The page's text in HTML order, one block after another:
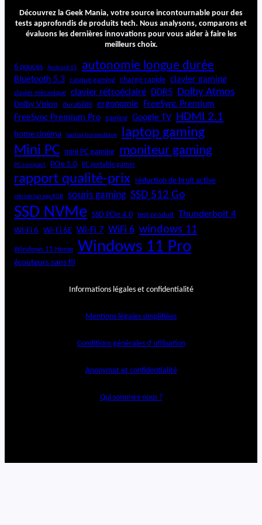
e
r
p
r
2
0
0
0
Découvrez la Geek Mania, votre source incontournable pour des
tests approfondis de produits tech. Nous analysons, comparons et
évaluons les dernières innovations pour vous aider à faire les
meilleurs choix.
6 pouces Android 15 autonomie longue durée
Bluetooth 5.3 casque gaming charge rapide clavier gaming
clavier mécanique clavier rétroéclairé DDR5 Dolby Atmos
Dolby Vision durabilité ergonomie FreeSync Premium
FreeSync Premium Pro
gaming Google TV HDMI 2.1
home cinéma laptop bureautique laptop gaming
Mini PC mini PC gaming moniteur gaming
PC compact PCIe 5.0 PC portable gamer
rapport qualité-prix réduction de bruit active
rétroéclairage RGB souris gaming SSD 512 Go
SSD NVMe SSD PCIe 4.0 test produit Thunderbolt 4
Wi-Fi 6 Wi-Fi 6E Wi-Fi 7 WiFi 6 windows 11
Windows 11 Home Windows 11 Pro
écouteurs sans fil
Informations légales et confidentialité
Mentions légales simplifiées
Conditions générales d’utilisation
Anonymat et confidentialité
Qui sommes-nous ?